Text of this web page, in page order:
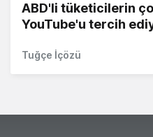
ABD'li tüketicilerin
YouTube'u tercih
Tuğçe İçözü